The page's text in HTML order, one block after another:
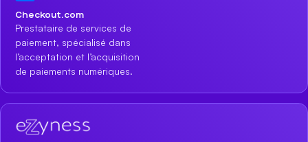
Checkout.com
Prestataire de services de
paiement, spécialisé dans
l’acceptation et l’acquisition
de paiements numériques.